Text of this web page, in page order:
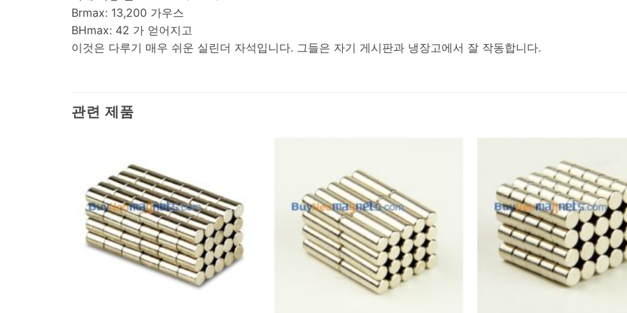
Brmax: 13,200 가우스
BHmax: 42 가 얻어지고
이것은 다루기 매우 쉬운 실린더 자석입니다. 그들은 자기 게시판과 냉장고에서 잘 작동합니다.
관련 제품